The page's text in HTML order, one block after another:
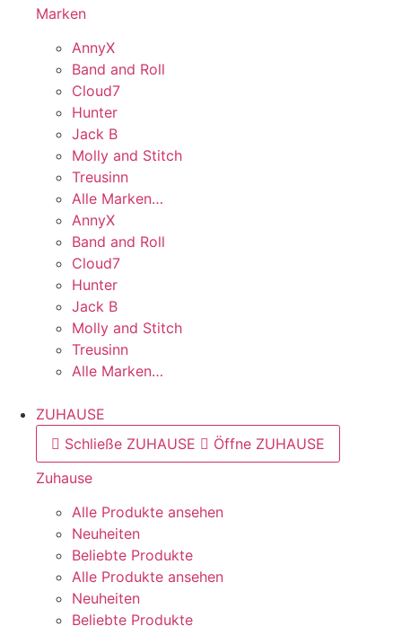
Marken
AnnyX
Band and Roll
Cloud7
Hunter
Jack B
Molly and Stitch
Treusinn
Alle Marken…
AnnyX
Band and Roll
Cloud7
Hunter
Jack B
Molly and Stitch
Treusinn
Alle Marken…
ZUHAUSE
Schließe ZUHAUSE
Öffne ZUHAUSE
Zuhause
Alle Produkte ansehen
Neuheiten
Beliebte Produkte
Alle Produkte ansehen
Neuheiten
Beliebte Produkte